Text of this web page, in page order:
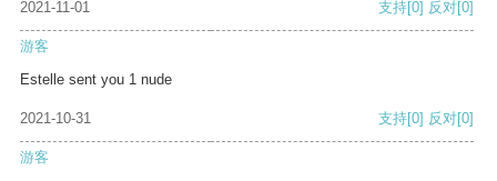
2021-11-01 支持[0] 反对[0]
游客
Estelle sent you 1 nude
2021-10-31 支持[0] 反对[0]
游客